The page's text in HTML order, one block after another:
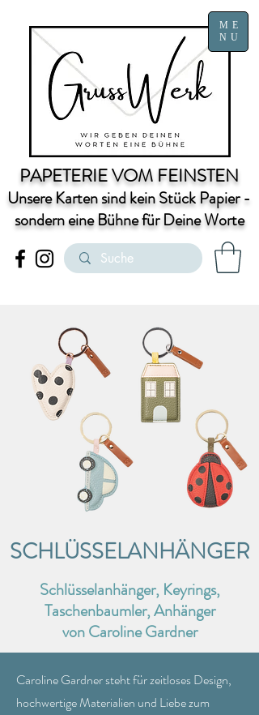
PAPETERIE VOM FEINSTEN
Unsere Karten sind kein Stück Papier -
sondern eine Bühne für Deine Worte
ME
NU
SCHLÜSSELANHÄNGER
Schlüsselanhänger, Keyrings,
Taschenbaumler, Anhänger
von Caroline Gardner
Caroline Gardner steht für zeitloses Design,
hochwertige Materialien und Liebe zum